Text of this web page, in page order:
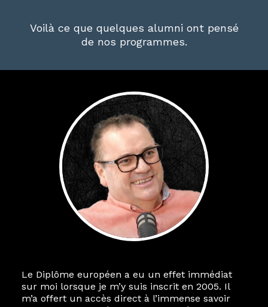
Voilà ce que quelques alumni ont pensé
de nos programmes.
Le Diplôme européen a eu un effet immédiat
sur moi lorsque je m’y suis inscrit en 2005. Il
m’a offert un accès direct à l’immense savoir